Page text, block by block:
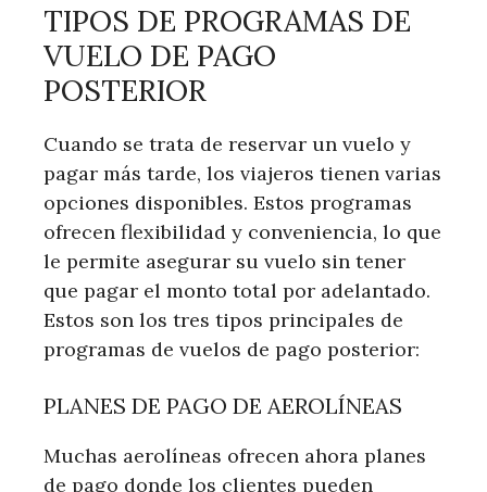
TIPOS DE PROGRAMAS DE
VUELO DE PAGO
POSTERIOR
Cuando se trata de reservar un vuelo y
pagar más tarde, los viajeros tienen varias
opciones disponibles. Estos programas
ofrecen flexibilidad y conveniencia, lo que
le permite asegurar su vuelo sin tener
que pagar el monto total por adelantado.
Estos son los tres tipos principales de
programas de vuelos de pago posterior:
PLANES DE PAGO DE AEROLÍNEAS
Muchas aerolíneas ofrecen ahora planes
de pago donde los clientes pueden